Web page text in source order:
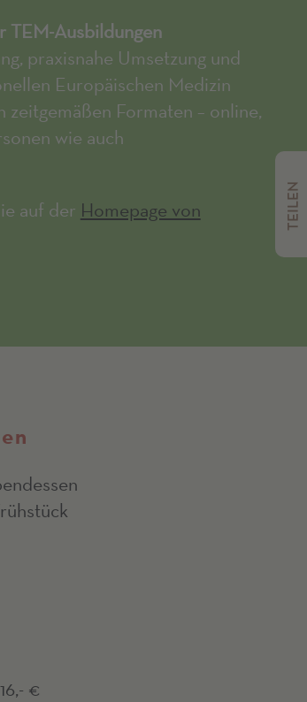
TEM-Ausbildungen
praxisnahe Umsetzung und
Europäischen Medizin
Formaten – online,
wie auch
auf der Homepage von
€
TEILEN